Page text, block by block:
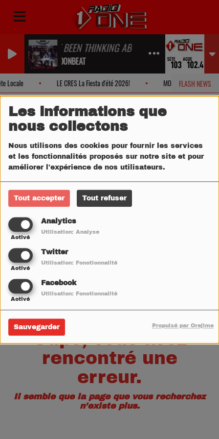
Les informations que
nous collectons
Nous utilisons des cookies pour fournir les services
et les fonctionnalités proposés sur notre site et pour
améliorer l'expérience de nos utilisateurs.
Tout accepter Tout refuser
Analytics
Activé
Utilisation: Analyse
Twitter
Activé
Utilisation: Fonctionnalité
Facebook
Activé
Utilisation: Fonctionnalité
Sauvegarder Propulsé par Orejime
I'VE BEEN THINKING ABOUT YOU
LONDONBEAT
FLASH NEWS
Locale LE CRES La Fiesta d'été 2026! MONTPELLIER Soirée
Oups, vous avez
rencontré une
erreur.
Il semble que la page que vous recherchez
n’existe plus.